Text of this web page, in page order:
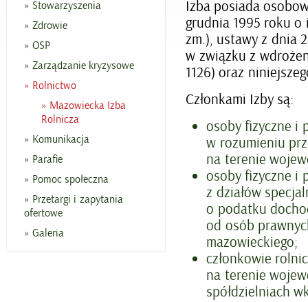
Stowarzyszenia
Zdrowie
OSP
Zarządzanie kryzysowe
Rolnictwo
Mazowiecka Izba
Rolnicza
Komunikacja
Parafie
Pomoc społeczna
Przetargi i zapytania
ofertowe
Galeria
Izba posiada
grudnia 1995 roku o
zm.), ustawy z dnia
w związku z
1126) oraz
Członkami Izby są:
osoby fizyczne i
w rozumieniu
na terenie
osoby fizyczne i
z działów
o podatku
od osób
mazowieckiego;
członkowie
na terenie
spółdzielniach